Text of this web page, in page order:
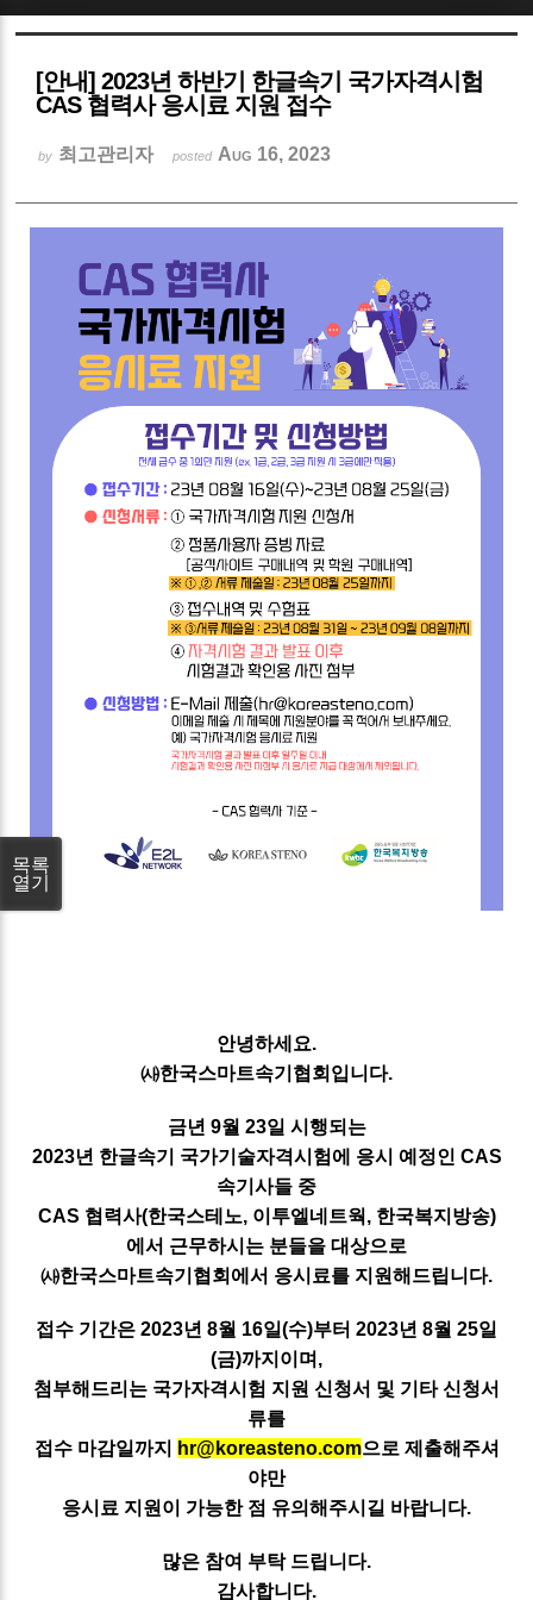
[안내] 2023년 하반기 한글속기 국가자격시험
CAS 협력사 응시료 지원 접수
by 최고관리자 posted Aug 16, 2023
안녕하세요.
㈔한국스마트속기협회입니다.
금년 9월 23일 시행되는
2023년 한글속기 국가기술자격시험에 응시 예정인 CAS
속기사들 중
CAS 협력사(한국스테노, 이투엘네트웍, 한국복지방송)
에서 근무하시는 분들을 대상으로
㈔한국스마트속기협회에서 응시료를 지원해드립니다.
접수 기간은 2023년 8월 16일(수)부터 2023년 8월 25일
(금)까지이며,
첨부해드리는 국가자격시험 지원 신청서 및 기타 신청서
류를
접수 마감일까지
hr@koreasteno.com으로 제출해주셔
야만
응시료 지원이 가능한 점 유의해주시길 바랍니다.
많은 참여 부탁 드립니다.
감사합니다.
목록
열기
Sketchbook5, 스케치북5
Sketchbook5, 스케치북5